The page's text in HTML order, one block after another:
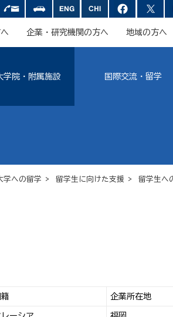
企業・研究機関の方へ 地域の方へ
学院・附属施設 国際交流・留学
学への留学 > 留学生に向けた支援 > 留学生へ
籍 企業所在地